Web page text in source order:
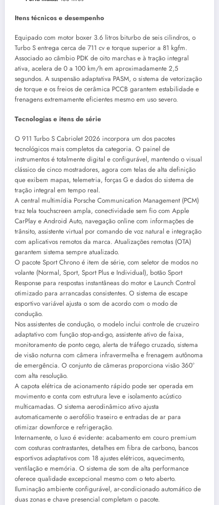
Itens técnicos e desempenho
Equipado com motor boxer 3.6 litros biturbo de seis cilindros, o
Turbo S entrega cerca de 711 cv e torque superior a 81 kgfm.
Associado ao câmbio PDK de oito marchas e à tração integral
ativa, acelera de 0 a 100 km/h em aproximadamente 2,5
segundos. A suspensão adaptativa PASM, o sistema de vetorização
de torque e os freios de cerâmica PCCB garantem estabilidade e
frenagens extremamente eficientes mesmo em uso severo.
Tecnologias e itens de série
O 911 Turbo S Cabriolet 2026 incorpora um dos pacotes
tecnológicos mais completos da categoria. O painel de
instrumentos é totalmente digital e configurável, mantendo o visual
clássico de cinco mostradores, agora com telas de alta definição
que exibem mapas, telemetria, forças G e dados do sistema de
tração integral em tempo real.
A central multimídia Porsche Communication Management (PCM)
traz tela touchscreen ampla, conectividade sem fio com Apple
CarPlay e Android Auto, navegação online com informações de
trânsito, assistente virtual por comando de voz natural e integração
com aplicativos remotos da marca. Atualizações remotas (OTA)
garantem sistema sempre atualizado.
O pacote Sport Chrono é item de série, com seletor de modos no
volante (Normal, Sport, Sport Plus e Individual), botão Sport
Response para respostas instantâneas do motor e Launch Control
otimizado para arrancadas consistentes. O sistema de escape
esportivo variável ajusta o som de acordo com o modo de
condução.
Nos assistentes de condução, o modelo inclui controle de cruzeiro
adaptativo com função stop-and-go, assistente ativo de faixa,
monitoramento de ponto cego, alerta de tráfego cruzado, sistema
de visão noturna com câmera infravermelha e frenagem autônoma
de emergência. O conjunto de câmeras proporciona visão 360°
com alta resolução.
A capota elétrica de acionamento rápido pode ser operada em
movimento e conta com estrutura leve e isolamento acústico
multicamadas. O sistema aerodinâmico ativo ajusta
automaticamente o aerofólio traseiro e entradas de ar para
otimizar downforce e refrigeração.
Internamente, o luxo é evidente: acabamento em couro premium
com costuras contrastantes, detalhes em fibra de carbono, bancos
esportivos adaptativos com 18 ajustes elétricos, aquecimento,
ventilação e memória. O sistema de som de alta performance
oferece qualidade excepcional mesmo com o teto aberto.
Iluminação ambiente configurável, ar-condicionado automático de
duas zonas e chave presencial completam o pacote.